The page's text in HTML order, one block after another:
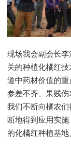
现场我会副会长
关的种植化橘红
道中药材价值的
参差不齐、果贱
我们不断向橘农
断地得到应用实
的化橘红种植基地。